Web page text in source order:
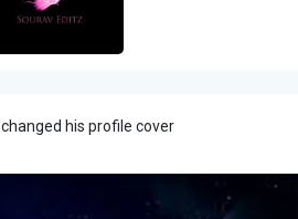
changed his profile cover